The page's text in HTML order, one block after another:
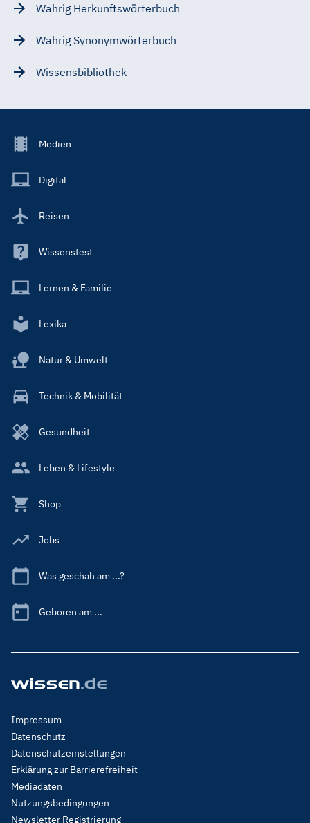
Wahrig Herkunftswörterbuch
Wahrig Synonymwörterbuch
Wissensbibliothek
Footer
Main
Medien
Digital
Reisen
Wissenstest
Lernen & Familie
Lexika
Natur & Umwelt
Technik & Mobilität
Gesundheit
Leben & Lifestyle
Shop
Jobs
Was geschah am ...?
Geboren am ...
Footer
Menu
Legal
Impressum
Datenschutz
Datenschutzeinstellungen
Erklärung zur Barrierefreiheit
Mediadaten
Nutzungsbedingungen
Newsletter Registrierung